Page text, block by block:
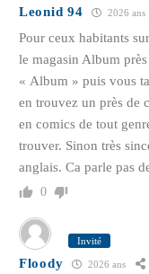
Leonid 94 2026 ans
Pour ceux habitants
le magasin Album
« Album » puis vous
en trouvez un près de
en comics de tout
trouver. Sinon très
anglais. Ca parle pas
0
Invité
Floody 2026 ans